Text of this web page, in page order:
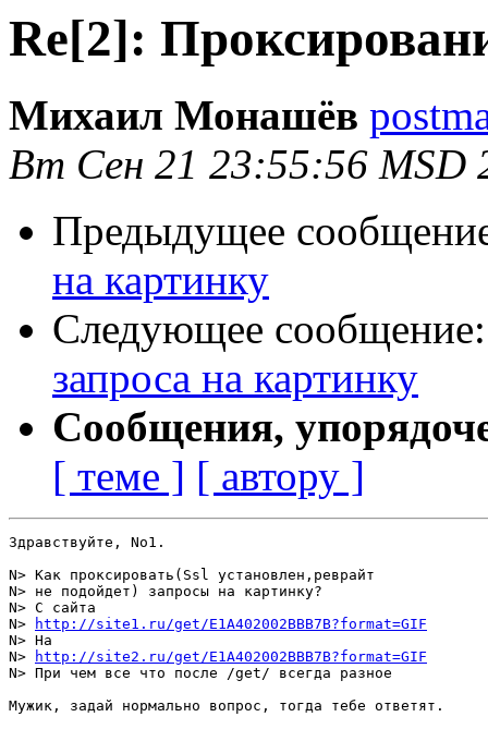
Re[2]:
Михаил Монашёв
Вт Сен 21 23:55:56 MSD
Предыдущее
на картинку
Следующее
запроса на картинку
Сообщения,
[ теме ] [ автору ]
Здравствуйте, No1.
N> Как проксировать(Ssl установлен,реврайт
N> не подойдет) запросы на картинку?
N> С сайта
N>
http://site1.ru/get/E1A402002BBB7B?format=GIF
N> На
N>
http://site2.ru/get/E1A402002BBB7B?format=GIF
N> При чем все что после /get/ всегда разное
Мужик, задай нормально вопрос, тогда тебе ответят.